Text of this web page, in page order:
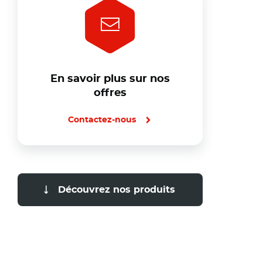
En savoir plus sur nos
offres
Contactez-nous
Découvrez nos produits